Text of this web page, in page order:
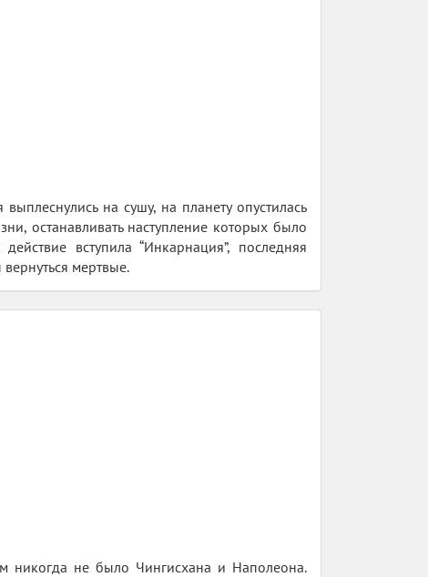
на сушу, на планету опустилась
останавливать наступление которых было
вступила “Инкарнация”, последняя
мертвые.
не было Чингисхана и Наполеона.